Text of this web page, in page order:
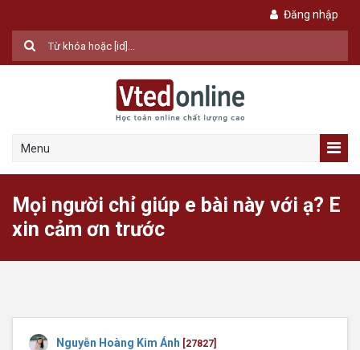
Đăng nhập
Menu
Mọi người chỉ giúp e bài này với ạ? E
xin cảm ơn trước
Nguyễn Hoàng Kim Ánh
[27827]